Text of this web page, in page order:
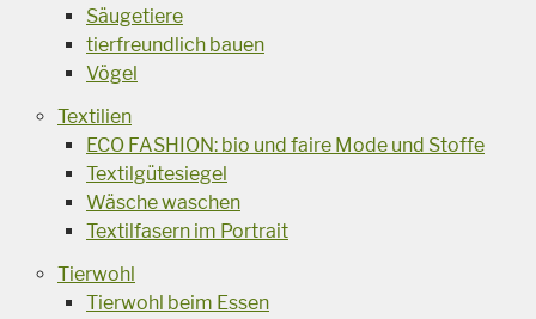
Säugetiere
tierfreundlich bauen
Vögel
Textilien
ECO FASHION: bio und faire Mode und Stoffe
Textilgütesiegel
Wäsche waschen
Textilfasern im Portrait
Tierwohl
Tierwohl beim Essen